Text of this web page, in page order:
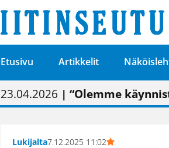
Etusivu Artikkelit
01.02.2026 | Painon
05.02.2026 | Uudistettu
23.04.2026 | “Olemme
09.05.2026| "Maalla on
Lukijalta7.12.2025 11:02